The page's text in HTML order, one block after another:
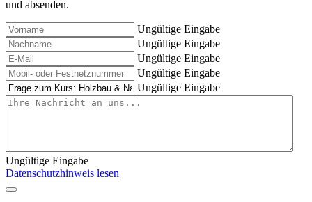
und absenden.
Ungültige Eingabe
Ungültige Eingabe
Ungültige Eingabe
Ungültige Eingabe
Ungültige Eingabe
Ungültige Eingabe
Datenschutzhinweis lesen